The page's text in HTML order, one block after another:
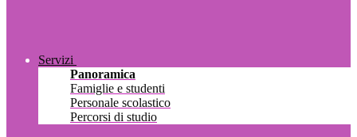
Servizi
Panoramica
Famiglie e studenti
Personale scolastico
Percorsi di studio